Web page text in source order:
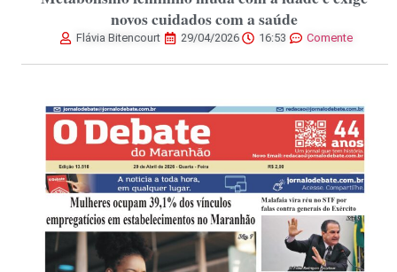
novos cuidados com a saúde
Flávia Bitencourt 29/04/2026 16:53 Comente